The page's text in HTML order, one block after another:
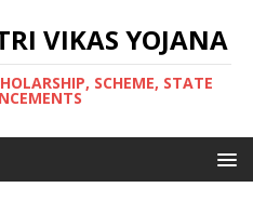
VIKAS YOJANA
SCHEME, STATE